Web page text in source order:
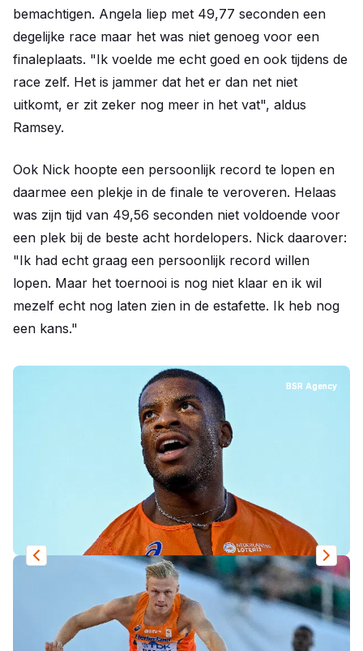
bemachtigen. Angela liep met 49,77 seconden een
degelijke race maar het was niet genoeg voor een
finaleplaats. "Ik voelde me echt goed en ook tijdens de
race zelf. Het is jammer dat het er dan net niet
uitkomt, er zit zeker nog meer in het vat", aldus
Ramsey.
Ook Nick hoopte een persoonlijk record te lopen en
daarmee een plekje in de finale te veroveren. Helaas
was zijn tijd van 49,56 seconden niet voldoende voor
een plek bij de beste acht hordelopers. Nick daarover:
"Ik had echt graag een persoonlijk record willen
lopen. Maar het toernooi is nog niet klaar en ik wil
mezelf echt nog laten zien in de estafette. Ik heb nog
een kans."
BSR Agency
BSR Agency